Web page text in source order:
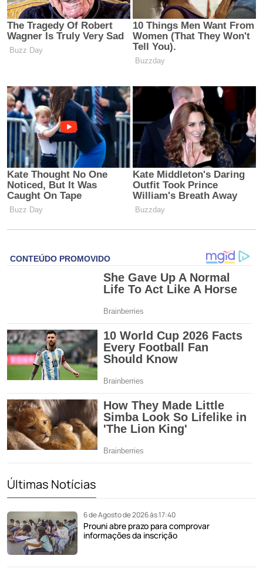
Últimas Notícias
6 de Agosto de 2026 às 17:40
Prouni abre prazo para comprovar
informações da inscrição